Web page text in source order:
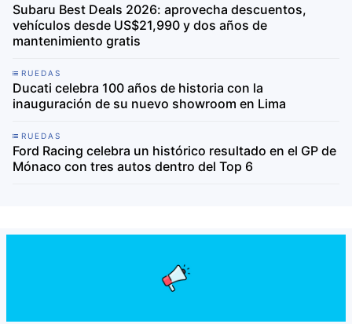
Subaru Best Deals 2026: aprovecha descuentos,
vehículos desde US$21,990 y dos años de
mantenimiento gratis
RUEDAS
Ducati celebra 100 años de historia con la
inauguración de su nuevo showroom en Lima
RUEDAS
Ford Racing celebra un histórico resultado en el GP de
Mónaco con tres autos dentro del Top 6